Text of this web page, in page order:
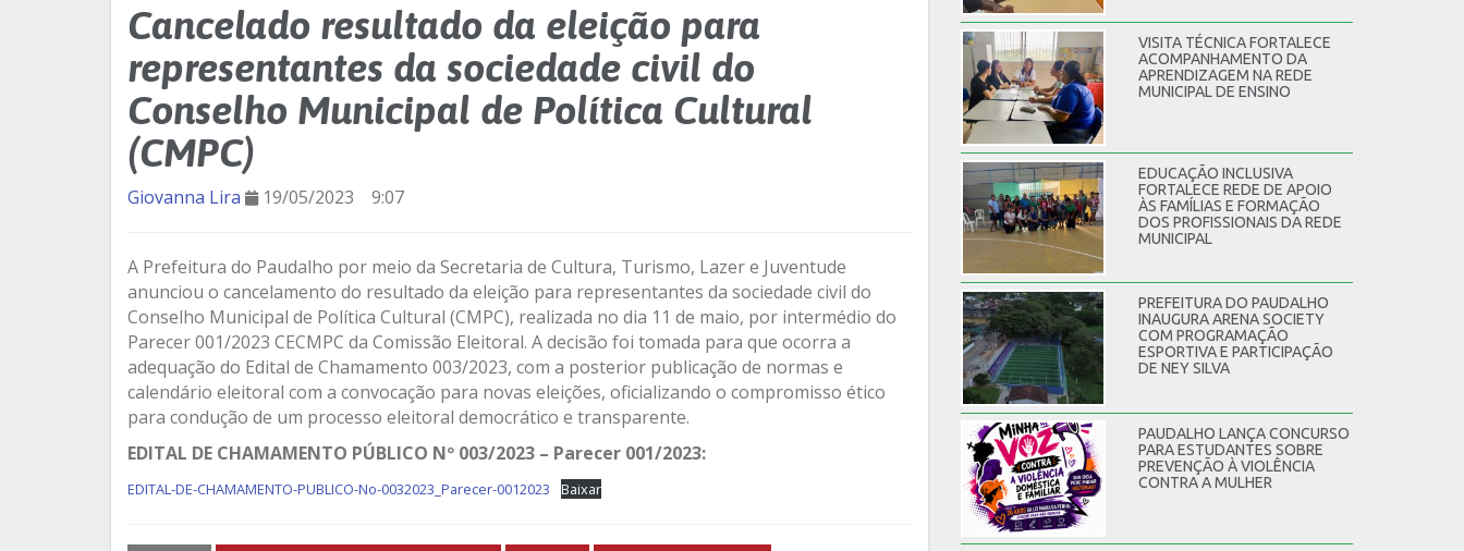
Cancelado resultado da eleição para
representantes da sociedade civil do
Conselho Municipal de Política Cultural
(CMPC)
Giovanna Lira 19/05/2023 9:07
A Prefeitura do Paudalho por meio da Secretaria de Cultura, Turismo, Lazer e Juventude
anunciou o cancelamento do resultado da eleição para representantes da sociedade civil do
Conselho Municipal de Política Cultural (CMPC), realizada no dia 11 de maio, por intermédio do
Parecer 001/2023 CECMPC da Comissão Eleitoral. A decisão foi tomada para que ocorra a
adequação do Edital de Chamamento 003/2023, com a posterior publicação de normas e
calendário eleitoral com a convocação para novas eleições, oficializando o compromisso ético
para condução de um processo eleitoral democrático e transparente.
EDITAL DE CHAMAMENTO PÚBLICO Nº 003/2023 – Parecer 001/2023:
EDITAL-DE-CHAMAMENTO-PUBLICO-No-0032023_Parecer-0012023 Baixar
VISITA TÉCNICA FORTALECE
ACOMPANHAMENTO DA
APRENDIZAGEM NA REDE
MUNICIPAL DE ENSINO
EDUCAÇÃO INCLUSIVA
FORTALECE REDE DE APOIO
ÀS FAMÍLIAS E FORMAÇÃO
DOS PROFISSIONAIS DA REDE
MUNICIPAL
PREFEITURA DO PAUDALHO
INAUGURA ARENA SOCIETY
COM PROGRAMAÇÃO
ESPORTIVA E PARTICIPAÇÃO
DE NEY SILVA
PAUDALHO LANÇA CONCURSO
PARA ESTUDANTES SOBRE
PREVENÇÃO À VIOLÊNCIA
CONTRA A MULHER